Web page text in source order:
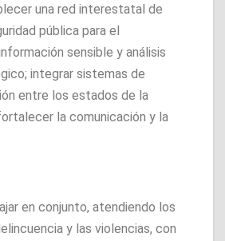
una red interestatal de
pública para el
sensible y análisis
integrar sistemas de
entre los estados de la
la comunicación y la
en conjunto, atendiendo los
y las violencias, con